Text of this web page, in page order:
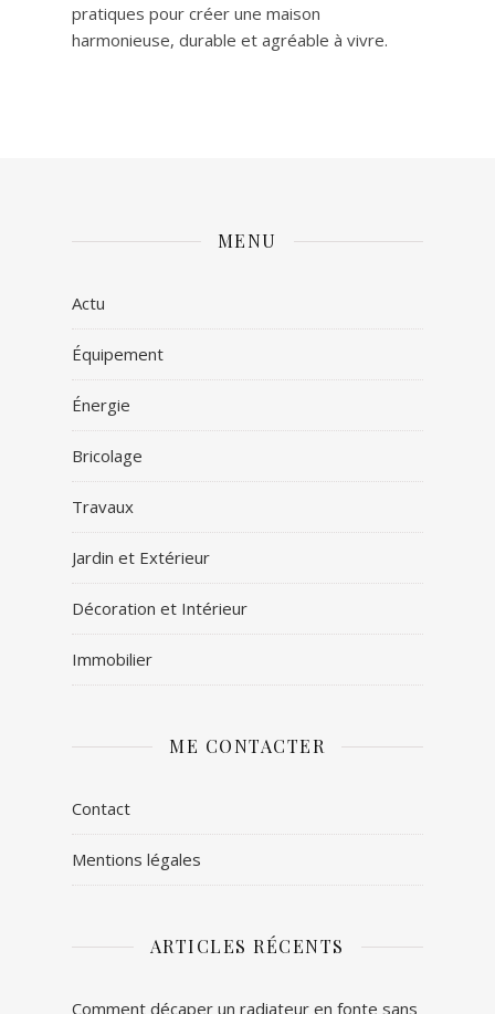
pratiques pour créer une maison
harmonieuse, durable et agréable à vivre.
MENU
Actu
Équipement
Énergie
Bricolage
Travaux
Jardin et Extérieur
Décoration et Intérieur
Immobilier
ME CONTACTER
Contact
Mentions légales
ARTICLES RÉCENTS
Comment décaper un radiateur en fonte sans